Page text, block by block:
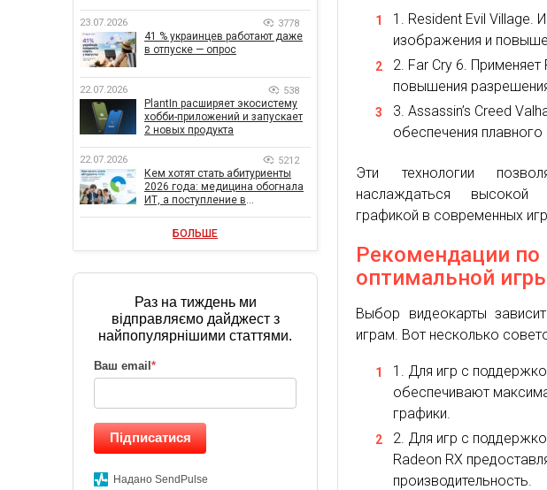
Resident Evil Village.
изображения и
Far Cry 6. Применяет
повышения
Assassin’s Creed
обеспечения
Эти технологии
наслаждаться высокой
графикой в современных
Рекомендации
оптимальной
Выбор видеокарты
играм. Вот несколько
Для игр с
обеспечивают
графики.
Для игр с
Radeon RX
производительность.
23.07.2026 3778
41 % украинцев работают даже
в отпуске — опрос
22.07.2026 538
PlantIn расширяет экосистему
хобби-приложений и запускает
2 новых продукта
22.07.2026 5212
Кем хотят стать абитуриенты
2026 года: медицина обогнала
ИТ, а поступление в
главной целью
БОЛЬШЕ
Раз на тиждень ми
відправляємо дайджест з
найпопулярнішими статтями.
Ваш email *
Підписатися
Надано SendPulse